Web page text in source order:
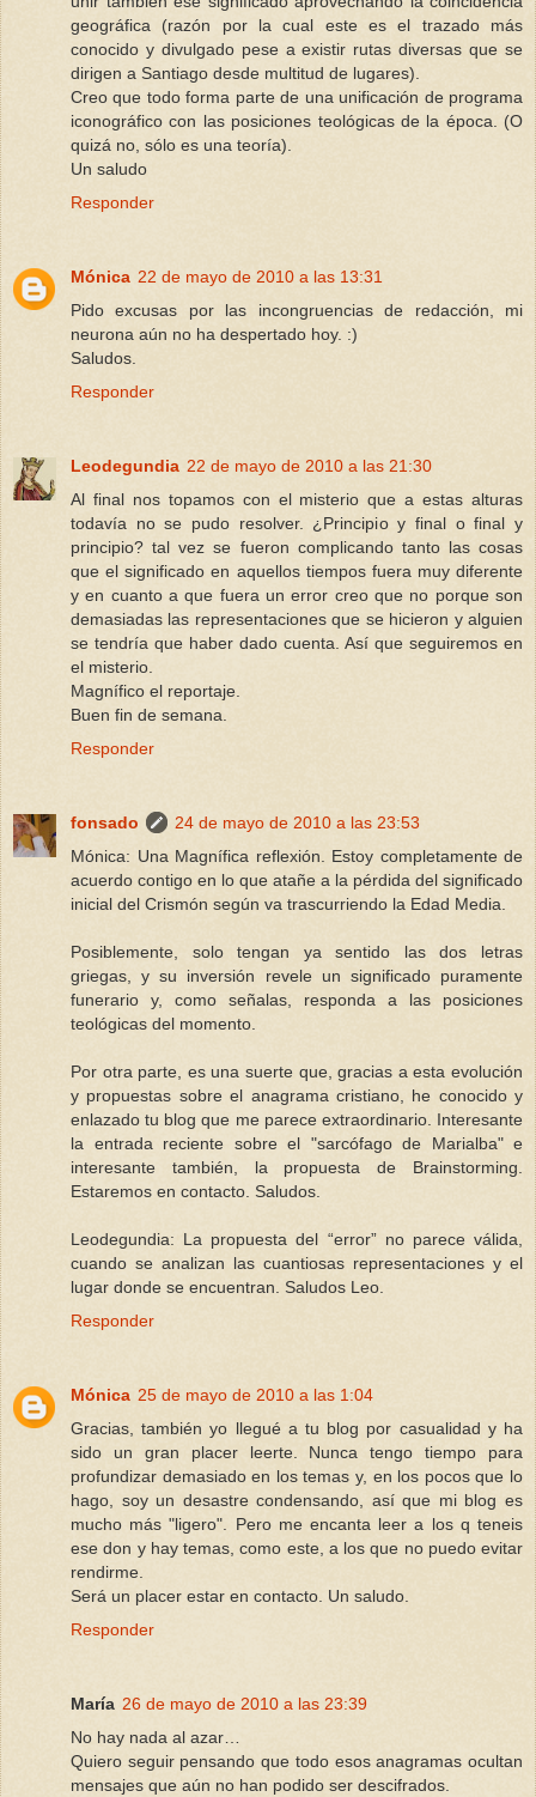
geográfica (razón por la cual este es el trazado más
conocido y divulgado pese a existir rutas diversas que se
dirigen a Santiago desde multitud de lugares).
Creo que todo forma parte de una unificación de programa
iconográfico con las posiciones teológicas de la época. (O
quizá no, sólo es una teoría).
Un saludo
Responder
Mónica 22 de mayo de 2010 a las 13:31
Pido excusas por las incongruencias de redacción, mi
neurona aún no ha despertado hoy. :)
Saludos.
Responder
Leodegundia 22 de mayo de 2010 a las 21:30
Al final nos topamos con el misterio que a estas alturas
todavía no se pudo resolver. ¿Principio y final o final y
principio? tal vez se fueron complicando tanto las cosas
que el significado en aquellos tiempos fuera muy diferente
y en cuanto a que fuera un error creo que no porque son
demasiadas las representaciones que se hicieron y alguien
se tendría que haber dado cuenta. Así que seguiremos en
el misterio.
Magnífico el reportaje.
Buen fin de semana.
Responder
fonsado
24 de mayo de 2010 a las 23:53
Mónica: Una Magnífica reflexión. Estoy completamente de
acuerdo contigo en lo que atañe a la pérdida del significado
inicial del Crismón según va trascurriendo la Edad Media.
Posiblemente, solo tengan ya sentido las dos letras
griegas, y su inversión revele un significado puramente
funerario y, como señalas, responda a las posiciones
teológicas del momento.
Por otra parte, es una suerte que, gracias a esta evolución
y propuestas sobre el anagrama cristiano, he conocido y
enlazado tu blog que me parece extraordinario. Interesante
la entrada reciente sobre el "sarcófago de Marialba" e
interesante también, la propuesta de Brainstorming.
Estaremos en contacto. Saludos.
Leodegundia: La propuesta del “error” no parece válida,
cuando se analizan las cuantiosas representaciones y el
lugar donde se encuentran. Saludos Leo.
Responder
Mónica 25 de mayo de 2010 a las 1:04
Gracias, también yo llegué a tu blog por casualidad y ha
sido un gran placer leerte. Nunca tengo tiempo para
profundizar demasiado en los temas y, en los pocos que lo
hago, soy un desastre condensando, así que mi blog es
mucho más "ligero". Pero me encanta leer a los q teneis
ese don y hay temas, como este, a los que no puedo evitar
rendirme.
Será un placer estar en contacto. Un saludo.
Responder
María 26 de mayo de 2010 a las 23:39
No hay nada al azar…
Quiero seguir pensando que todo esos anagramas ocultan
mensajes que aún no han podido ser descifrados.